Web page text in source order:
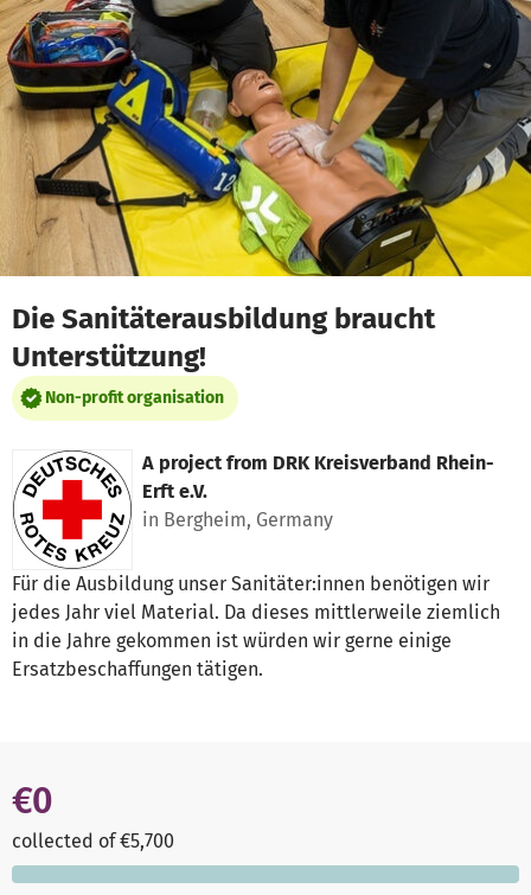
Skip to main content
Show accessibility statement
Die Sanitäterausbildung braucht
Unterstützung!
Non-profit organisation
A project from DRK Kreisverband Rhein-
Erft e.V.
in Bergheim, Germany
Für die Ausbildung unser Sanitäter:innen benötigen wir
jedes Jahr viel Material. Da dieses mittlerweile ziemlich
in die Jahre gekommen ist würden wir gerne einige
Ersatzbeschaffungen tätigen.
€0
collected of €5,700